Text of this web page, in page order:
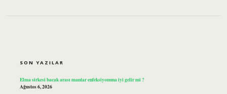
SON YAZILAR
Elma sirkesi bacak arası mantar enfeksiyonuna iyi gelir mi ?
Ağustos 6, 2026